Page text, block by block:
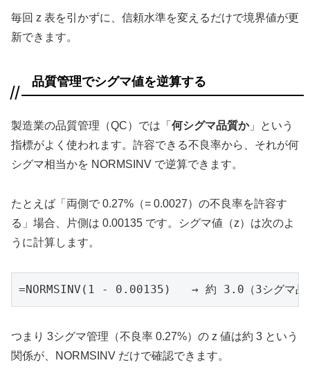
毎回 z 表を引かずに、信頼水準を変えるだけで境界値が更
新できます。
品質管理でシグマ値を逆算する
製造業の品質管理（QC）では「 何シグマ品質か」という
指標がよく使われます。許容できる不良率から、それが何
シグマ相当かを NORMSINV で逆算できます。
たとえば「両側で 0.27%（= 0.0027）の不良率を許容す
る」場合、片側は 0.00135 です。シグマ値（z）は次のよ
うに計算します。
=NORMSINV(1 - 0.00135)   → 約 3.0（3シグマ品
つまり 3シグマ管理（不良率 0.27%）の z 値は約 3 という
関係が、NORMSINV だけで確認できます。